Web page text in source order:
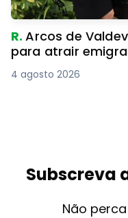
R.Arcos de
para atrair
4 agosto 2026
Subscreva
Não